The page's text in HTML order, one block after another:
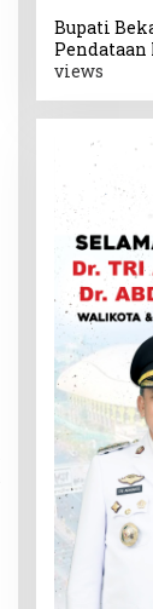
Bupati
Pendataan
views